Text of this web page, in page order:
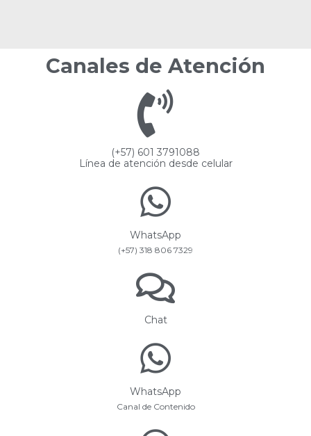
Canales de Atención
(+57) 601 3791088
Línea de atención desde celular
WhatsApp
(+57) 318 806 7329
Chat
WhatsApp
Canal de Contenido